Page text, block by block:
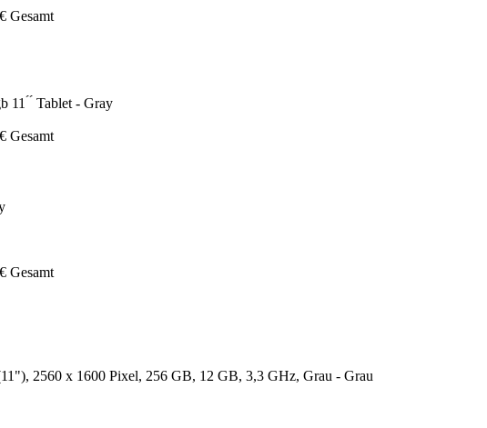
Gesamt
11 ́ ́ Tablet - Gray
Gesamt
Gesamt
2560 x 1600 Pixel, 256 GB, 12 GB, 3,3 GHz, Grau - Grau